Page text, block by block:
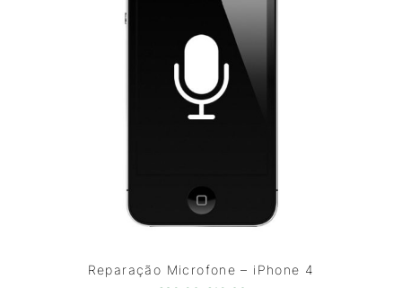
Reparação Microfone – iPhone 4